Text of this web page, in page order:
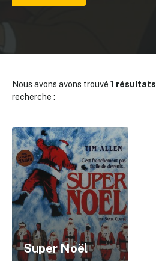
Nous avons avons trouvé 1 résultats
recherche :
Super Noël
✕